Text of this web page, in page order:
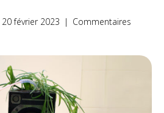
20 février 2023 | Commentaires